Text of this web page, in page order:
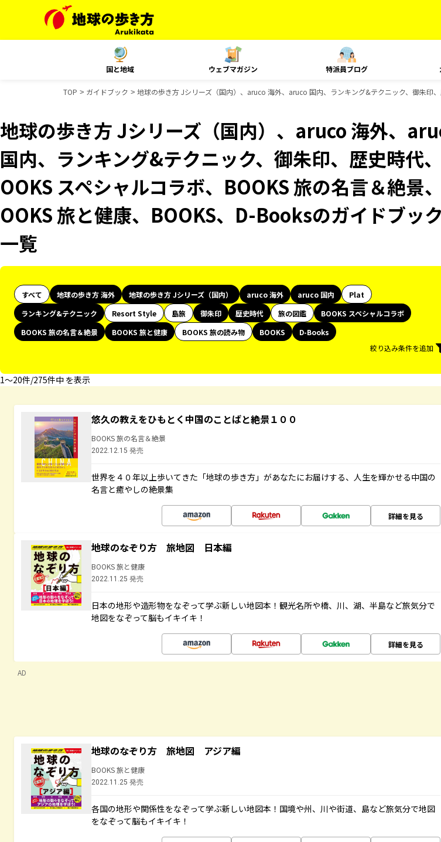
国と地域 ウェブマガジン 特派員ブログ
TOP ガイドブック 地球の歩き方 Jシリーズ（国内）、aruco 海外、aruco 国内、ランキング&テクニック、御朱印
地球の歩き方 Jシリーズ（国内）、aruco 海外、
国内、ランキング&テクニック、御朱印、歴史時代
OOKS スペシャルコラボ、BOOKS 旅の名言＆絶景
OOKS 旅と健康、BOOKS、D-Booksのガイドブック
一覧
すべて 地球の歩き方 海外 地球の歩き方 Jシリーズ（国内） aruco 海外 aruco 国内
Plat
ランキング&テクニック
Resort Style 島旅 御朱印 歴史時代 旅の図鑑
BOOKS スペシャルコラボ
BOOKS 旅の名言＆絶景
BOOKS 旅と健康 BOOKS 旅の読み物 BOOKS
D-Books
絞り込み条件を追加
1〜20件/275件中 を表示
悠久の教えをひもとく中国のことばと絶景１００
BOOKS 旅の名言＆絶景
2022.12.15 発売
世界を４０年以上歩いてきた「地球の歩き方」があなたにお届けする、人生を輝かせる中国の
名言と癒やしの絶景集
詳細を見る
地球のなぞり方 旅地図 日本編
BOOKS 旅と健康
2022.11.25 発売
日本の地形や造形物をなぞって学ぶ新しい地図本！観光名所や橋、川、湖、半島など旅気分で
地図をなぞって脳もイキイキ！
詳細を見る
AD
地球のなぞり方 旅地図 アジア編
BOOKS 旅と健康
2022.11.25 発売
各国の地形や関係性をなぞって学ぶ新しい地図本！国境や州、川や街道、島など旅気分で地図
をなぞって脳もイキイキ！